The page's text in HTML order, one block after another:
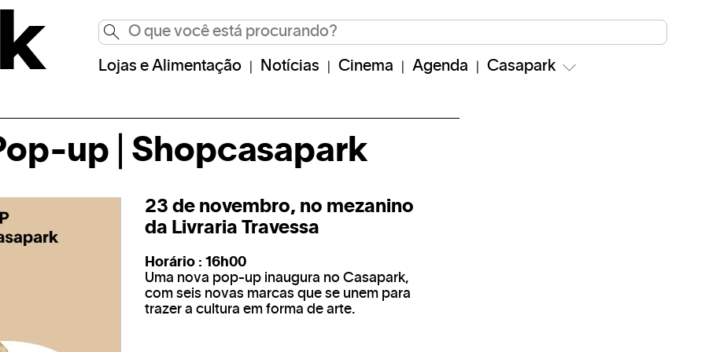
Lojas e Alimentação Notícias Cinema Agenda Casapark
up | Shopcasapark
23 de novembro, no mezanino
da Livraria Travessa
Horário : 16h00
Uma nova pop-up inaugura no Casapark,
com seis novas marcas que se unem para
trazer a cultura em forma de arte.